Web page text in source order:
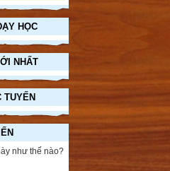
HỌC
NHẤT
TUYẾN
như thế nào?